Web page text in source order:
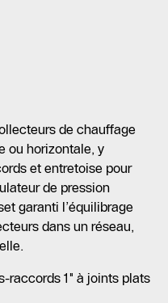
de chauffage
ou horizontale, y
et entretoise pour
de pression
garanti l’équilibrage
dans un réseau,
raccords 1" à joints plats